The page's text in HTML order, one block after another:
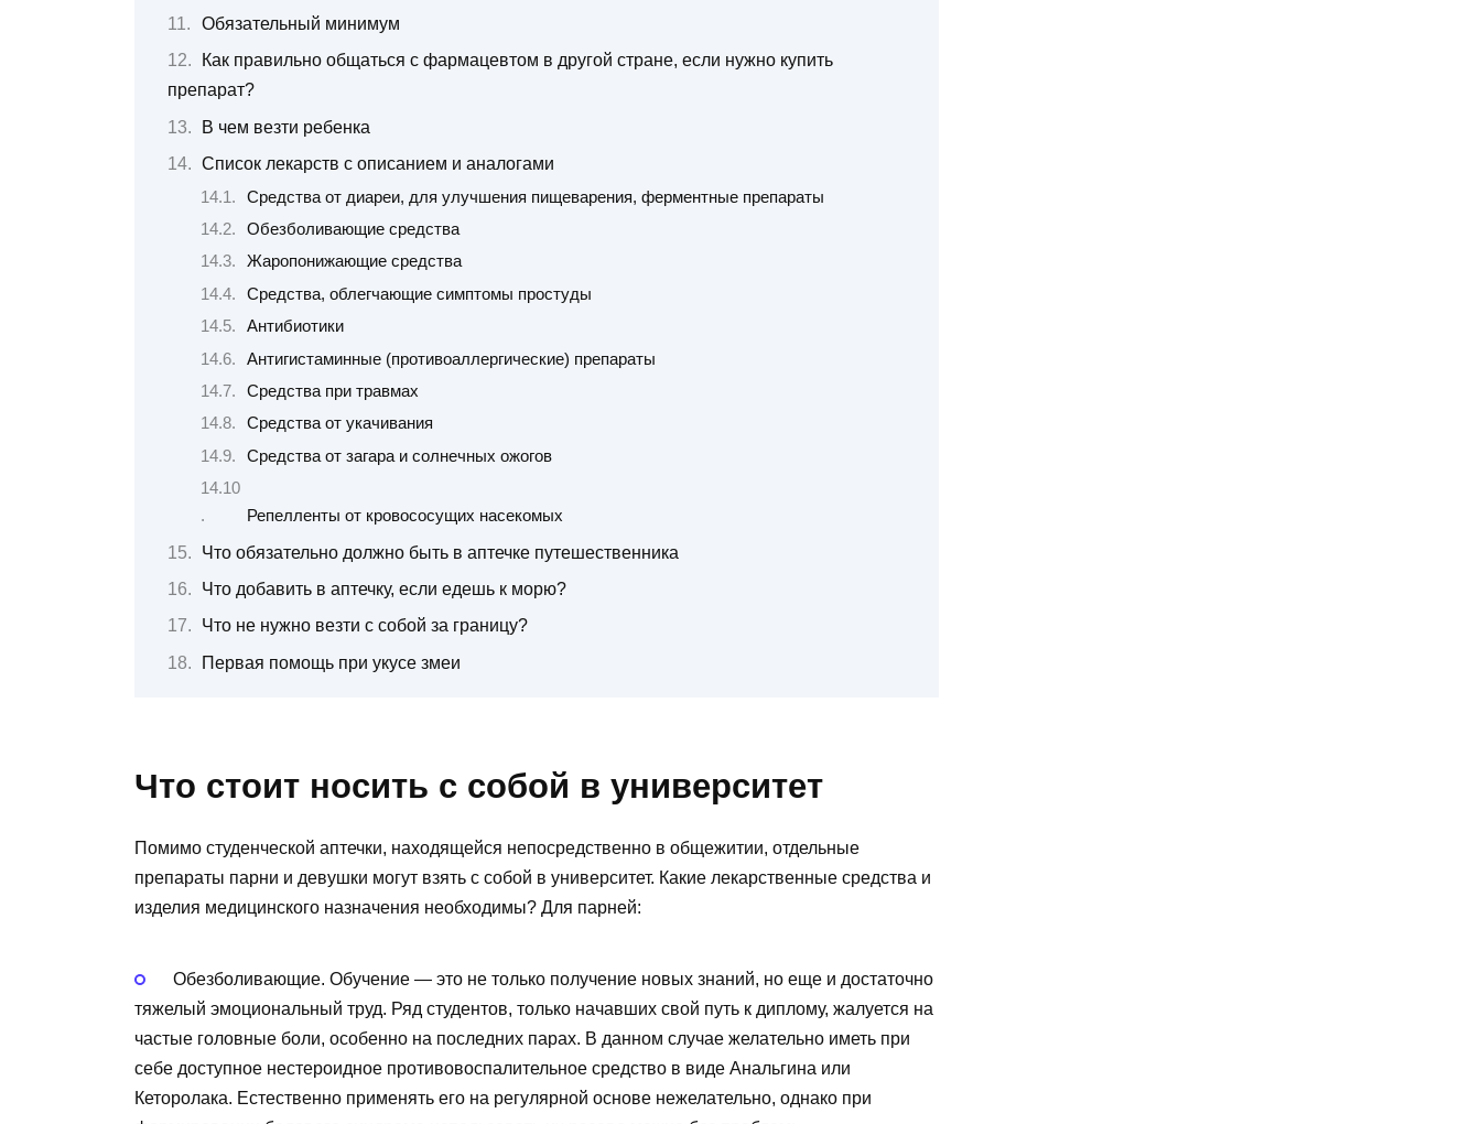
Обязательный минимум
Как правильно общаться с фармацевтом в другой стране, если нужно купить
препарат?
В чем везти ребенка
Список лекарств с описанием и аналогами
Средства от диареи, для улучшения пищеварения, ферментные препараты
Обезболивающие средства
Жаропонижающие средства
Средства, облегчающие симптомы простуды
Антибиотики
Антигистаминные (противоаллергические) препараты
Средства при травмах
Средства от укачивания
Средства от загара и солнечных ожогов
Репелленты от кровососущих насекомых
Что обязательно должно быть в аптечке путешественника
Что добавить в аптечку, если едешь к морю?
Что не нужно везти с собой за границу?
Первая помощь при укусе змеи
Что стоит носить с собой в университет
Помимо студенческой аптечки, находящейся непосредственно в общежитии, отдельные
препараты парни и девушки могут взять с собой в университет. Какие лекарственные средства и
изделия медицинского назначения необходимы? Для парней:
Обезболивающие. Обучение — это не только получение новых знаний, но еще и достаточно
тяжелый эмоциональный труд. Ряд студентов, только начавших свой путь к диплому, жалуется на
частые головные боли, особенно на последних парах. В данном случае желательно иметь при
себе доступное нестероидное противовоспалительное средство в виде Анальгина или
Кеторолака. Естественно применять его на регулярной основе нежелательно, однако при